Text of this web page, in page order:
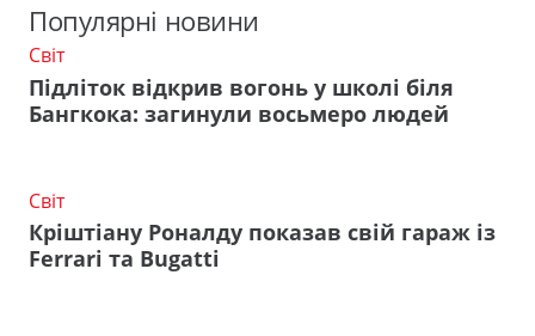
Популярні новини
Світ
Підліток відкрив вогонь у школі біля
Бангкока: загинули восьмеро людей
Світ
Кріштіану Роналду показав свій гараж із
Ferrari та Bugatti